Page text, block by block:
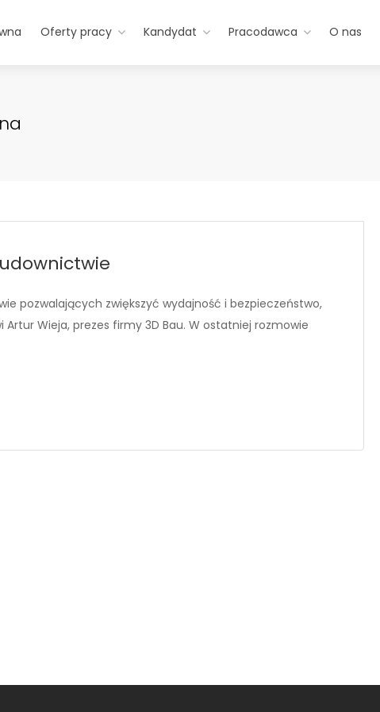
Oferty pracy Kandydat Pracodawca O nas
pozwalających zwiększyć wydajność i bezpieczeństwo,
Wieja, prezes firmy 3D Bau. W ostatniej rozmowie